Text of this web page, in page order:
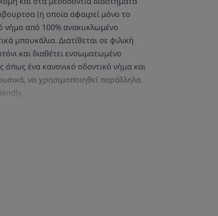
(η οποία αφαιρεί μόνο το
νήμα από 100% ανακυκλωμένο
μπουκάλια. Διατίθεται σε φιλική
και διαθέτει ενσωματωμένο
όπως ένα κανονικό οδοντικό νήμα και
να χρησιμοποιηθεί παράλληλα